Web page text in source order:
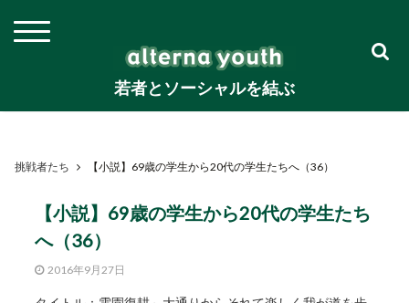
若者とソーシャルを結ぶ
挑戦者たち 【小説】69歳の学生から20代の学生たちへ（36）
【小説】69歳の学生から20代の学生たち
へ（36）
2016年9月27日